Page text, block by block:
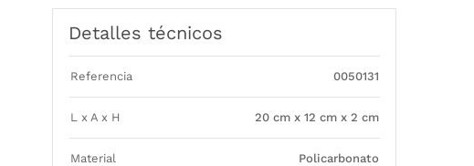
Detalles técnicos
Referencia 0050131
L x A x H 20 cm x 12 cm x 2 cm
Material Policarbonato